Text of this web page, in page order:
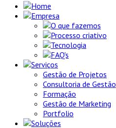
Home
Empresa
O que fazemos
Processo criativo
Tecnologia
FAQ's
Serviços
Gestão de Projetos
Consultoria de Gestão
Formação
Gestão de Marketing
Portfolio
Soluções